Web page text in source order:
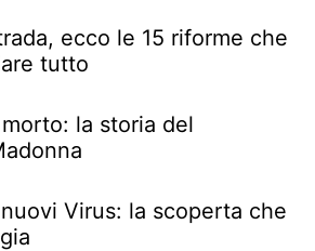
ecco le 15 riforme che
tutto
la storia del
nuovi Virus: la scoperta che